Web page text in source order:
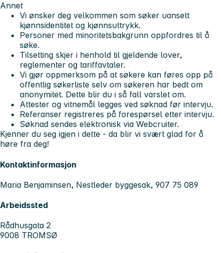
Annet
Vi ønsker deg velkommen som søker uansett
kjønnsidentitet og kjønnsuttrykk.
Personer med minoritetsbakgrunn oppfordres til å
søke.
Tilsetting skjer i henhold til gjeldende lover,
reglementer og tariffavtaler.
Vi gjør oppmerksom på at søkere kan føres opp på
offentlig søkerliste selv om søkeren har bedt om
anonymitet. Dette blir du i så fall varslet om.
Attester og vitnemål legges ved søknad før intervju.
Referanser registreres på forespørsel etter intervju.
Søknad sendes elektronisk via Webcruiter.
Kjenner du seg igjen i dette - da blir vi svært glad for å
høre fra deg!
Kontaktinformasjon
Maria Benjaminsen, Nestleder byggesak, 907 75 089
Arbeidssted
Rådhusgata 2
9008 TROMSØ